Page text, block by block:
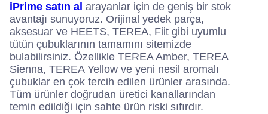
iPrime satın al arayanlar için de geniş bir stok
avantajı sunuyoruz. Orijinal yedek parça,
aksesuar ve HEETS, TEREA, Fiit gibi uyumlu
tütün çubuklarının tamamını sitemizde
bulabilirsiniz. Özellikle TEREA Amber, TEREA
Sienna, TEREA Yellow ve yeni nesil aromalı
çubuklar en çok tercih edilen ürünler arasında.
Tüm ürünler doğrudan üretici kanallarından
temin edildiği için sahte ürün riski sıfırdır.